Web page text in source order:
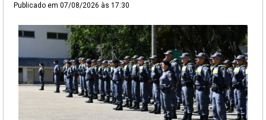
Publicado em 07/08/2026 às 17:30